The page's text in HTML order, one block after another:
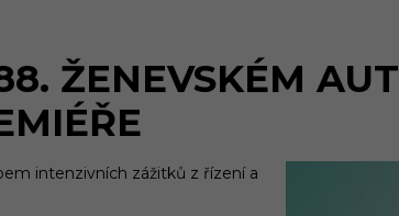
ŽENEVSKÉM
intenzivních zážitků z řízení a